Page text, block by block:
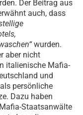
Der Beitrag aus
auch, dass
wurden.
aber nicht
italienische Mafia-
und
persönliche
Dazu haben
Staatsanwälte